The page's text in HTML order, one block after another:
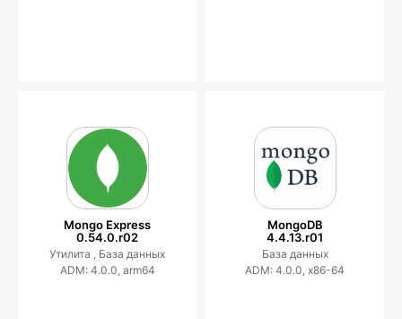
Mongo Express
0.54.0.r02
Утилита , База данных
ADM: 4.0.0, arm64
MongoDB
4.4.13.r01
База данных
ADM: 4.0.0, x86-64